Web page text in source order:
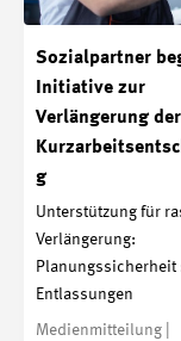
Sozialpartner
Initiative zur
Verlängerung der
g
Unterstützung für
Verlängerung:
Planungssicherheit
Entlassungen
Medienmitteilung |